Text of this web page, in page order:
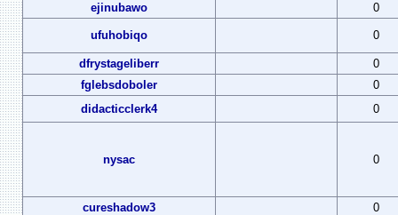
ejinubawo
0
ufuhobiqo 0
dfrystageliberr
0
fglebsdoboler
0
didacticclerk4
0
nysac 0
cureshadow3
0